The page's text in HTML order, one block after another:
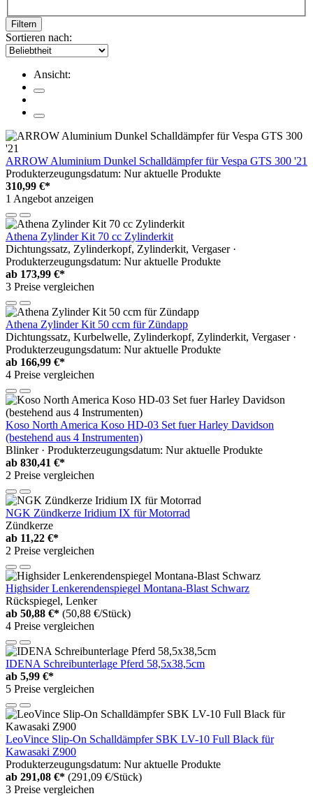
Filtern
Sortieren nach:
Ansicht:
ARROW Aluminium Dunkel Schalldämpfer für Vespa GTS 300 '21
Produkterzeugungsdatum: Nur aktuelle Produkte
310,99 €*
1 Angebot anzeigen
Athena Zylinder Kit 70 cc Zylinderkit
Dichtungssatz, Zylinderkopf, Zylinderkit, Vergaser ·
Produkterzeugungsdatum: Nur aktuelle Produkte
ab 173,99 €*
3 Preise vergleichen
Athena Zylinder Kit 50 ccm für Zündapp
Dichtungssatz, Kurbelwelle, Zylinderkopf, Zylinderkit, Vergaser ·
Produkterzeugungsdatum: Nur aktuelle Produkte
ab 166,99 €*
4 Preise vergleichen
Koso North America Koso HD-03 Set fuer Harley Davidson
(bestehend aus 4 Instrumenten)
Blinker · Produkterzeugungsdatum: Nur aktuelle Produkte
ab 830,41 €*
2 Preise vergleichen
NGK Zündkerze Iridium IX für Motorrad
Zündkerze
ab 11,22 €*
2 Preise vergleichen
Highsider Lenkerendenspiegel Montana-Blast Schwarz
Rückspiegel, Lenker
ab 50,88 €* (50,88 €/Stück)
4 Preise vergleichen
IDENA Schreibunterlage Pferd 58,5x38,5cm
ab 5,99 €*
5 Preise vergleichen
LeoVince Slip-On Schalldämpfer SBK LV-10 Full Black für
Kawasaki Z900
Produkterzeugungsdatum: Nur aktuelle Produkte
ab 291,08 €* (291,09 €/Stück)
3 Preise vergleichen